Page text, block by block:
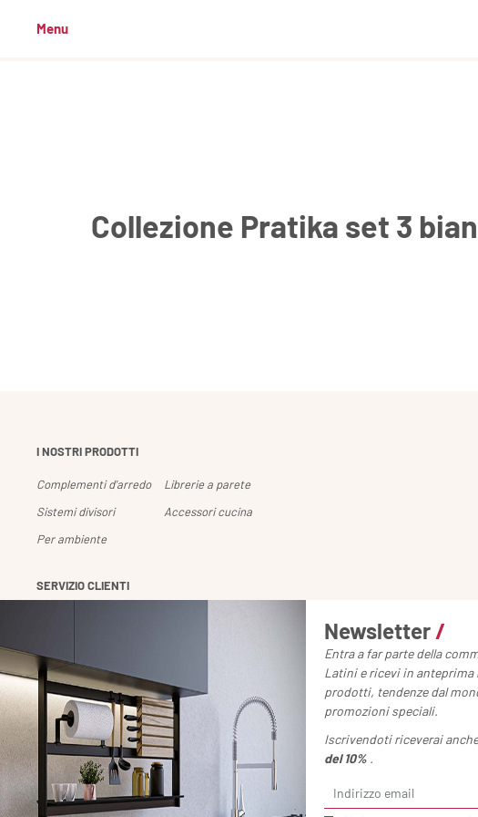
Menu
Collezione Pratika set 3
I NOSTRI PRODOTTI
Complementi d'arredo
Librerie a parete
Sistemi divisori
Accessori cucina
Per ambiente
SERVIZIO CLIENTI
Chiedi un reso
Newsletter /
Entra a far parte della
Latini e ricevi in
prodotti, tendenze dal
promozioni speciali.
Iscrivendoti riceverai
del 10% .